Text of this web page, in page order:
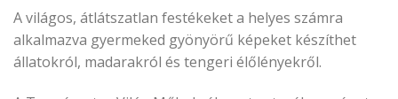
A világos, átlátszatlan festékeket a helyes számra
alkalmazva gyermeked gyönyörű képeket készíthet
állatokról, madarakról és tengeri élőlényekről.